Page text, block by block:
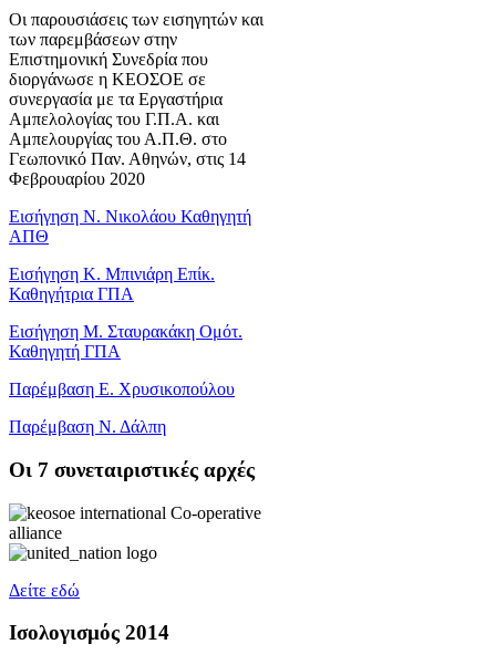
Οι παρουσιάσεις των εισηγητών και
των παρεμβάσεων στην
Επιστημονική Συνεδρία που
διοργάνωσε η ΚΕΟΣΟΕ σε
συνεργασία με τα Εργαστήρια
Αμπελολογίας του Γ.Π.Α. και
Αμπελουργίας του Α.Π.Θ. στο
Γεωπονικό Παν. Αθηνών, στις 14
Φεβρουαρίου 2020
Εισήγηση Ν. Νικολάου Καθηγητή
ΑΠΘ
Εισήγηση Κ. Μπινιάρη Επίκ.
Καθηγήτρια ΓΠΑ
Εισήγηση Μ. Σταυρακάκη Ομότ.
Καθηγητή ΓΠΑ
Παρέμβαση Ε. Χρυσικοπούλου
Παρέμβαση Ν. Δάλπη
Oι 7 συνεταιριστικές αρχές
Δείτε εδώ
Ισολογισμός 2014